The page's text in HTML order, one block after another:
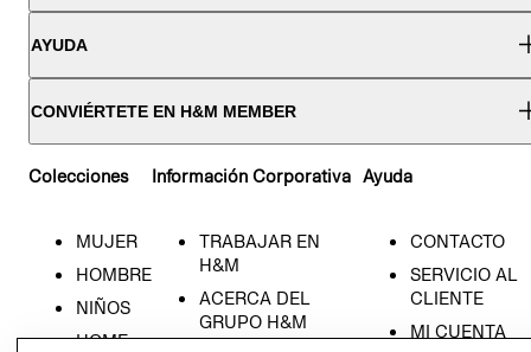
AYUDA
CONVIÉRTETE EN H&M MEMBER
Colecciones
MUJER
HOMBRE
NIÑOS
HOME
Información Corporativa
TRABAJAR EN
H&M
ACERCA DEL
GRUPO H&M
Ayuda
CONTACTO
SERVICIO AL
CLIENTE
MI CUENTA